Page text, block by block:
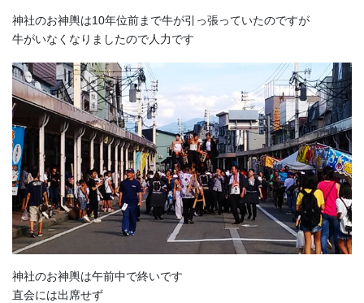
神社のお神輿は10年位前まで牛が引っ張っていたのですが
牛がいなくなりましたので人力です
神社のお神輿は午前中で終いです
直会には出席せず